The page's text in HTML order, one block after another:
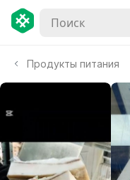
Продукты питания